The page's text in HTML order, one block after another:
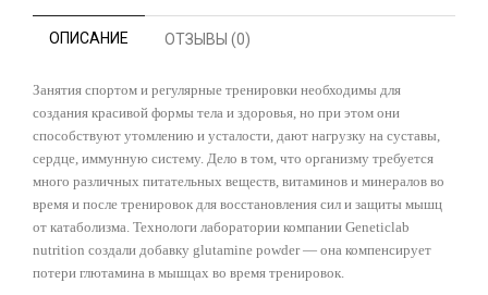
ОПИСАНИЕ ОТЗЫВЫ (0)
Занятия спортом и регулярные тренировки необходимы для
создания красивой формы тела и здоровья, но при этом они
способствуют утомлению и усталости, дают нагрузку на суставы,
сердце, иммунную систему. Дело в том, что организму требуется
много различных питательных веществ, витаминов и минералов во
время и после тренировок для восстановления сил и защиты мышц
от катаболизма. Технологи лаборатории компании Geneticlab
nutrition создали добавку glutamine powder — она компенсирует
потери глютамина в мышцах во время тренировок.